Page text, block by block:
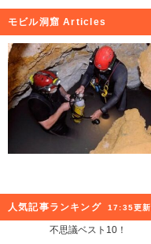
モビル洞窟 Articles
人気記事ランキング 17:35更新
不思議ベスト10！